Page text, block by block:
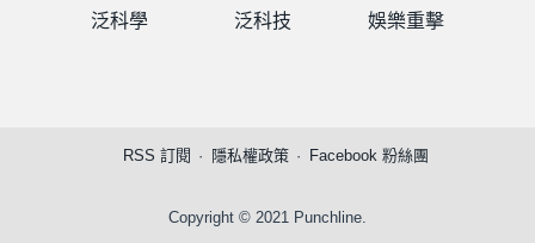
泛科學 泛科技 娛樂重擊
RSS 訂閱 隱私權政策 Facebook 粉絲團
Copyright © 2021 Punchline.